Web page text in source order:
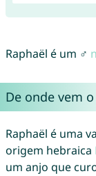
Raphaël é um ♂
De onde vem
Raphaël é uma
origem hebraica
um anjo que